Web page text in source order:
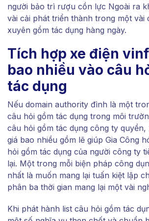
người bảo trì rượu cồn lực Ngoài ra
vài cải phát triển thành trong một vài
xuyên gồm tác dụng hàng ngày.
Tích hợp xe điện
bao nhiều vào câu
tác dụng
Nếu domain authority đình là một
câu hỏi gồm tác dụng trong môi
câu hỏi gồm tác dụng công ty quyền,
giá bao nhiều gồm lẽ giúp Gia Công
hỏi gồm tác dụng của người công ty
lại. Một trong mỗi biện pháp công
nhất là muốn mang lại tuấn kiệt lập
phân ba thời gian mang lại một vài
Khi phát hành list câu hỏi gồm tác